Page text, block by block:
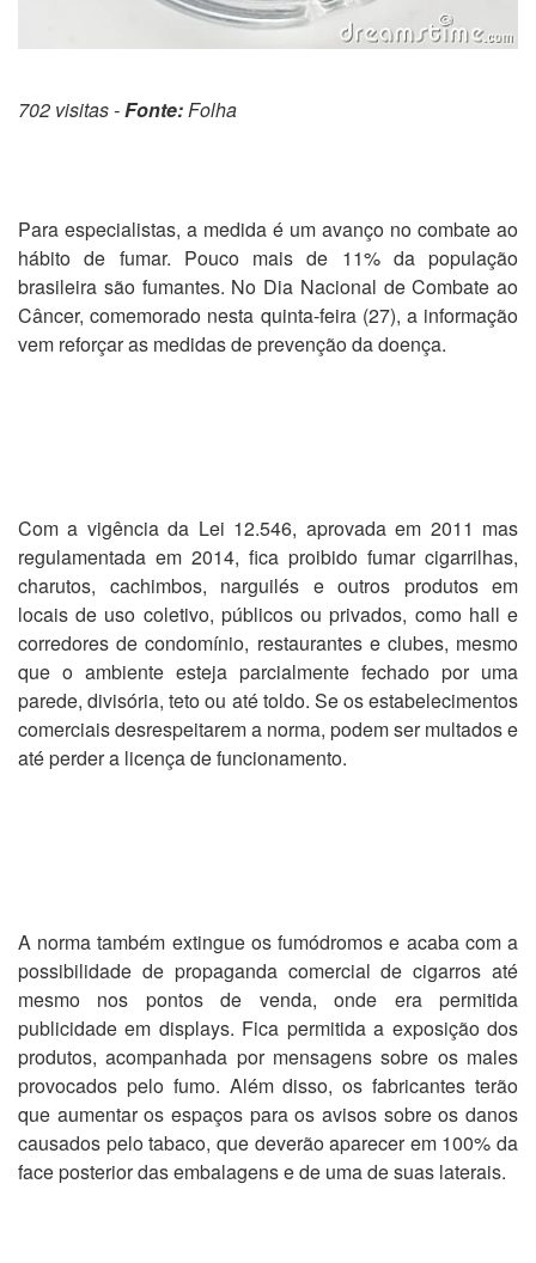
702 visitas -Fonte:Folha
Para especialistas, a medida é um avanço no combate ao
hábito de fumar. Pouco mais de 11% da população
brasileira são fumantes. No Dia Nacional de Combate ao
Câncer, comemorado nesta quinta-feira (27), a informação
vem reforçar as medidas de prevenção da doença.
Com a vigência da Lei 12.546, aprovada em 2011 mas
regulamentada em 2014, fica proibido fumar cigarrilhas,
charutos, cachimbos, narguilés e outros produtos em
locais de uso coletivo, públicos ou privados, como hall e
corredores de condomínio, restaurantes e clubes, mesmo
que o ambiente esteja parcialmente fechado por uma
parede, divisória, teto ou até toldo. Se os estabelecimentos
comerciais desrespeitarem a norma, podem ser multados e
até perder a licença de funcionamento.
A norma também extingue os fumódromos e acaba com a
possibilidade de propaganda comercial de cigarros até
mesmo nos pontos de venda, onde era permitida
publicidade em displays. Fica permitida a exposição dos
produtos, acompanhada por mensagens sobre os males
provocados pelo fumo. Além disso, os fabricantes terão
que aumentar os espaços para os avisos sobre os danos
causados pelo tabaco, que deverão aparecer em 100% da
face posterior das embalagens e de uma de suas laterais.